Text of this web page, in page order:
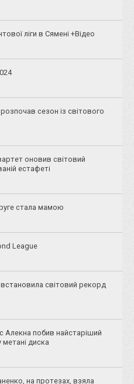
ліги в Сямені +Відео
сезон із світового
оновив світовий
естафеті
стала мамою
League
встановила світовий рекорд
Алекна побив найстаріший
диска
на протезах, взяла